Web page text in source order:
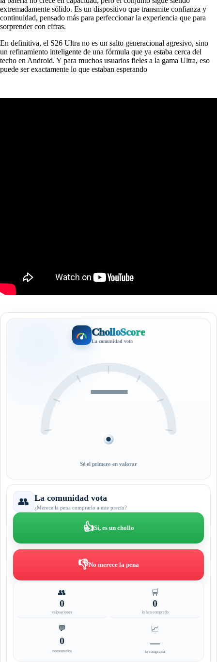
extremadamente sólido. Es un dispositivo que transmite confianza y
continuidad, pensado más para perfeccionar la experiencia que para
sorprender con cifras.
En definitiva, el S26 Ultra no es un salto generacional agresivo, sino
un refinamiento inteligente de una fórmula que ya estaba cerca del
techo en Android. Y para muchos usuarios fieles a la gama Ultra, eso
puede ser exactamente lo que estaban esperando
CholloScore
La comunidad vota
—
Sé el primero en valorar
👥 La comunidad vota
¿Merece la pena comprarlo a este precio?
👍Sí, es un chollo
👎No merece la pena
👥
0
valoraciones
🛒
0
lo han comprado
💬
0
comentarios
📈
—
lo compraría